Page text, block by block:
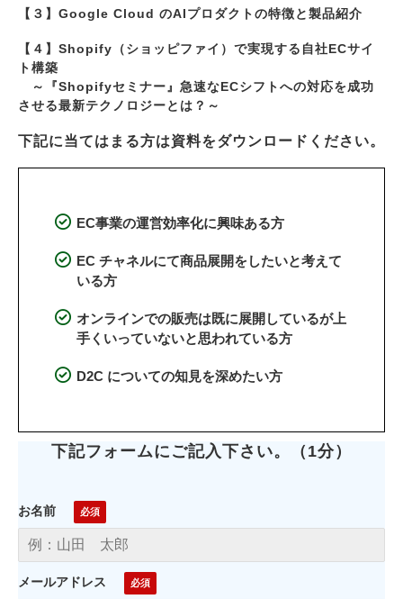
【３】Google Cloud のAIプロダクトの特徴と製品紹介
【４】Shopify（ショッピファイ）で実現する自社ECサイ
ト構築
～『Shopifyセミナー』急速なECシフトへの対応を成功
させる最新テクノロジーとは？～
下記に当てはまる方は資料をダウンロードください。
EC事業の運営効率化に興味ある方
EC チャネルにて商品展開をしたいと考えて
いる方
オンラインでの販売は既に展開しているが上
手くいっていないと思われている方
D2C についての知見を深めたい方
下記フォームにご記入下さい。（1分）
お名前
メールアドレス